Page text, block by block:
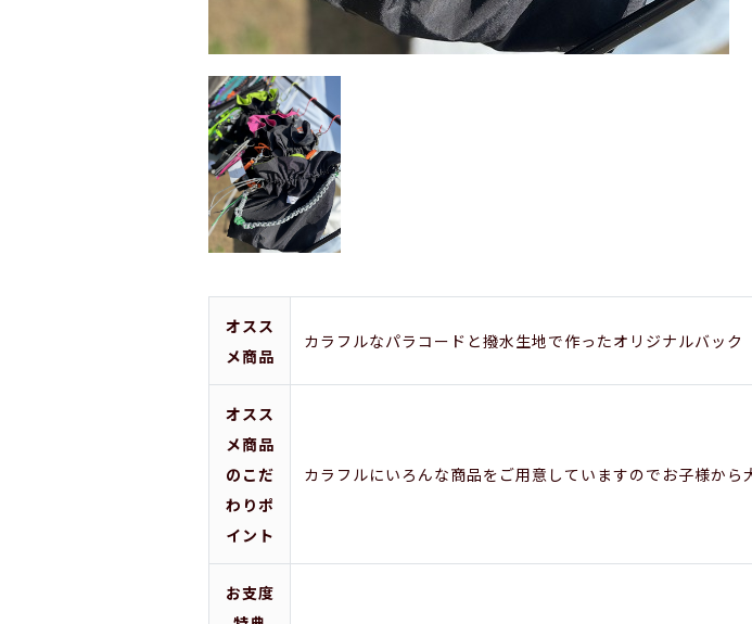
オスス
メ商品
カラフルなパラコードと撥水生地で作ったオリジナルバック
オスス
メ商品
のこだ
わりポ
イント
カラフルにいろんな商品をご用意していますのでお子様から
お支度